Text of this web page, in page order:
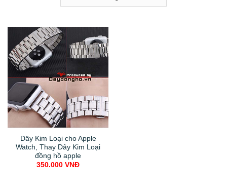
Dây Kim Loại cho Apple
Watch, Thay Dây Kim Loại
đồng hồ apple
350.000 VNĐ